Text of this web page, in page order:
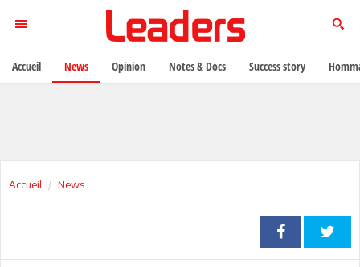
Accueil News
Accueil News Opinion Notes & Docs Success story